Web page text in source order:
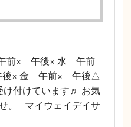
前× 午後× 水 午前
× 金 午前× 午後△
け付けています♬ お気
。 マイウェイデイサ